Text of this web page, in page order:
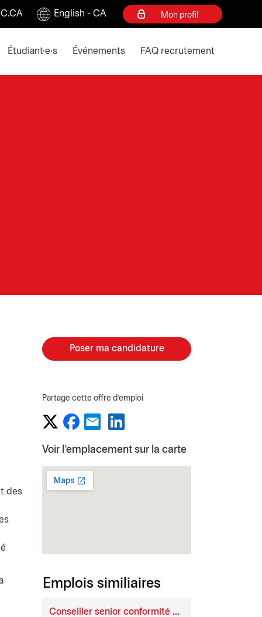
English - CA Mon profil
Étudiant·e·s
Événements FAQ recrutement
des
Poser ma candidature
Partage cette offre d'emploi
Voir l'emplacement sur la carte
Emplois similiaires
Conseiller senior conformité protection des consommateurs